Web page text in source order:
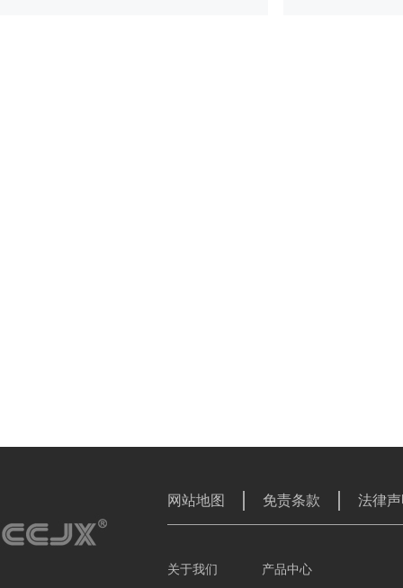
网站地图 免责条款 法律
关于我们 产品中心